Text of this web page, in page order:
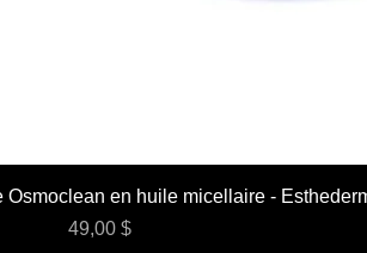
Osmoclean en huile micellaire -
Prix
49,00 $